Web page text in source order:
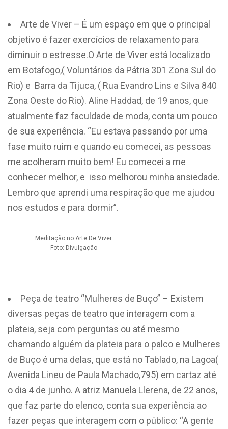
Arte de Viver – É um espaço em que o principal
objetivo é fazer exercícios de relaxamento para
diminuir o estresse.O Arte de Viver está localizado
em Botafogo,( Voluntários da Pátria 301 Zona Sul do
Rio) e Barra da Tijuca, ( Rua Evandro Lins e Silva 840
Zona Oeste do Rio). Aline Haddad, de 19 anos, que
atualmente faz faculdade de moda, conta um pouco
de sua experiência. “Eu estava passando por uma
fase muito ruim e quando eu comecei, as pessoas
me acolheram muito bem! Eu comecei a me
conhecer melhor, e isso melhorou minha ansiedade.
Lembro que aprendi uma respiração que me ajudou
nos estudos e para dormir”.
Meditação no Arte De Viver.
Foto: Divulgação
Peça de teatro “Mulheres de Buço” – Existem
diversas peças de teatro que interagem com a
plateia, seja com perguntas ou até mesmo
chamando alguém da plateia para o palco e Mulheres
de Buço é uma delas, que está no Tablado, na Lagoa(
Avenida Lineu de Paula Machado,795) em cartaz até
o dia 4 de junho. A atriz Manuela Llerena, de 22 anos,
que faz parte do elenco, conta sua experiência ao
fazer peças que interagem com o público: “A gente